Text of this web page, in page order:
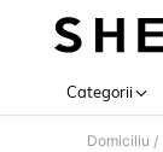
Categorii
Domiciliu /